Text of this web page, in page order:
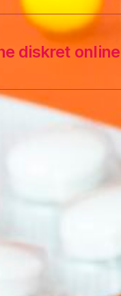
diskret online